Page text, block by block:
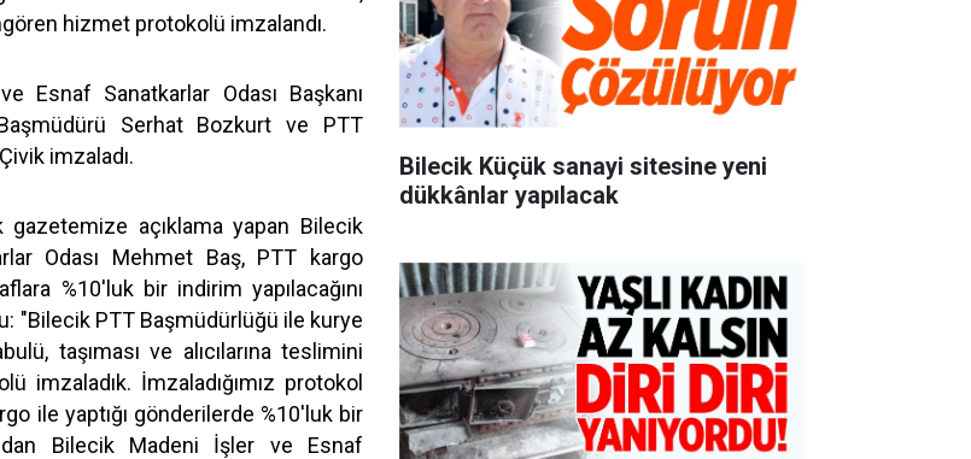
hizmet protokolü imzalandı.
Esnaf Sanatkarlar Odası Başkanı
Serhat Bozkurt ve PTT
imzaladı.
açıklama yapan Bilecik
Odası Mehmet Baş, PTT kargo
%10'luk bir indirim yapılacağını
"Bilecik PTT Başmüdürlüğü ile kurye
taşıması ve alıcılarına teslimini
imzaladık. İmzaladığımız protokol
ile yaptığı gönderilerde %10'luk bir
Bilecik Madeni İşler ve Esnaf
Bilecik Küçük sanayi sitesine yeni
dükkânlar yapılacak